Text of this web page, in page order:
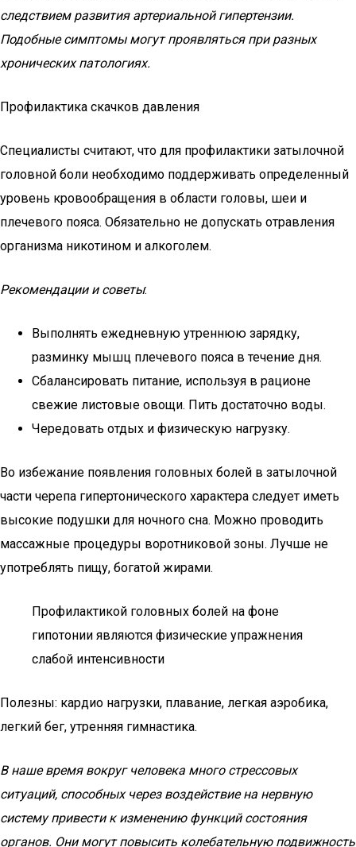
следствием развития артериальной гипертензии.
Подобные симптомы могут проявляться при разных
хронических патологиях.
Профилактика скачков давления
Специалисты считают, что для профилактики затылочной
головной боли необходимо поддерживать определенный
уровень кровообращения в области головы, шеи и
плечевого пояса. Обязательно не допускать отравления
организма никотином и алкоголем.
Рекомендации и советы:
Выполнять ежедневную утреннюю зарядку,
разминку мышц плечевого пояса в течение дня.
Сбалансировать питание, используя в рационе
свежие листовые овощи. Пить достаточно воды.
Чередовать отдых и физическую нагрузку.
Во избежание появления головных болей в затылочной
части черепа гипертонического характера следует иметь
высокие подушки для ночного сна. Можно проводить
массажные процедуры воротниковой зоны. Лучше не
употреблять пищу, богатой жирами.
Профилактикой головных болей на фоне
гипотонии являются физические упражнения
слабой интенсивности
Полезны: кардио нагрузки, плавание, легкая аэробика,
легкий бег, утренняя гимнастика.
В наше время вокруг человека много стрессовых
ситуаций, способных через воздействие на нервную
систему привести к изменению функций состояния
органов. Они могут повысить колебательную подвижность